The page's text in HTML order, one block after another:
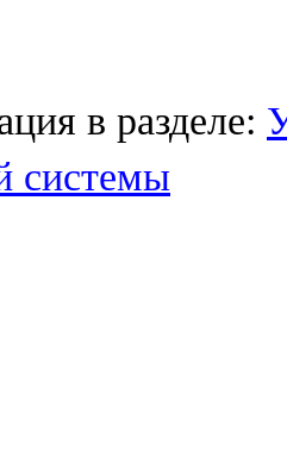
в разделе:
системы